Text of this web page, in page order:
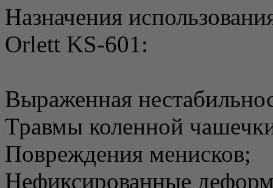
Назначения
Orlett KS-601:
Выраженная
Травмы коленной
Повреждения менисков;
Нефиксированные